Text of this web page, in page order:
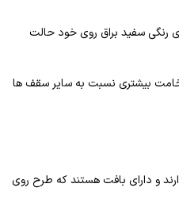
رنگی سفید براق روی خود حالت
بیشتری نسبت به سایر سقف ها
و دارای بافت هستند که طرح روی